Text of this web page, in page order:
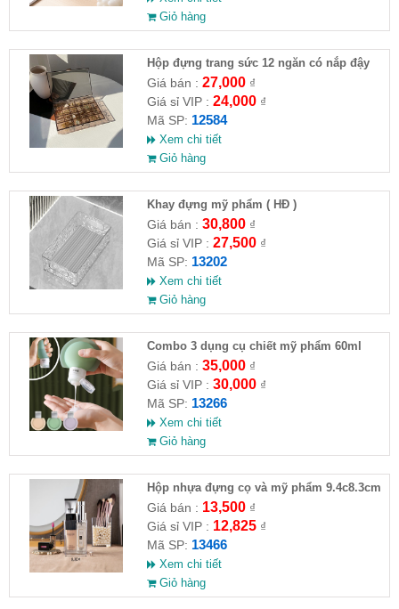
Giỏ hàng
Hộp đựng trang sức 12 ngăn có nắp đậy
Giá bán : 27,000₫
Giá sỉ VIP : 24,000₫
Mã SP: 12584
Xem chi tiết
Giỏ hàng
Khay đựng mỹ phẩm ( HĐ )
Giá bán : 30,800₫
Giá sỉ VIP : 27,500₫
Mã SP: 13202
Xem chi tiết
Giỏ hàng
Combo 3 dụng cụ chiết mỹ phẩm 60ml
Giá bán : 35,000₫
Giá sỉ VIP : 30,000₫
Mã SP: 13266
Xem chi tiết
Giỏ hàng
Hộp nhựa đựng cọ và mỹ phẩm 9.4c8.3cm
Giá bán : 13,500₫
Giá sỉ VIP : 12,825₫
Mã SP: 13466
Xem chi tiết
Giỏ hàng